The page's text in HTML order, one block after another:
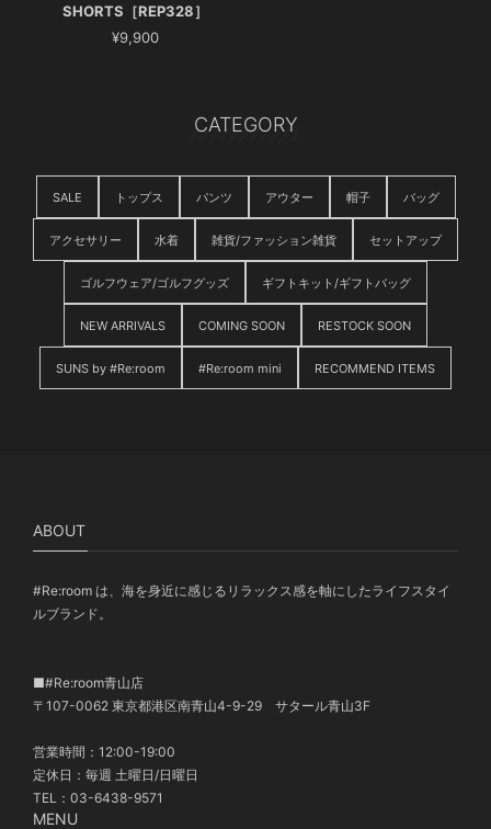
SHORTS［REP328］
¥9,900
CATEGORY
SALE トップス パンツ アウター 帽子 バッグ
アクセサリー 水着 雑貨/ファッション雑貨 セットアップ
ゴルフウェア/ゴルフグッズ ギフトキット/ギフトバッグ
NEW ARRIVALS COMING SOON RESTOCK SOON
SUNS by #Re:room #Re:room mini RECOMMEND ITEMS
ABOUT
#Re:room は、海を身近に感じるリラックス感を軸にしたライフスタイ
ルブランド。
■#Re:room青山店
〒107-0062 東京都港区南青山4-9-29 サタール青山3F
営業時間：12:00-19:00
定休日：毎週 土曜日/日曜日
TEL：03-6438-9571
MENU